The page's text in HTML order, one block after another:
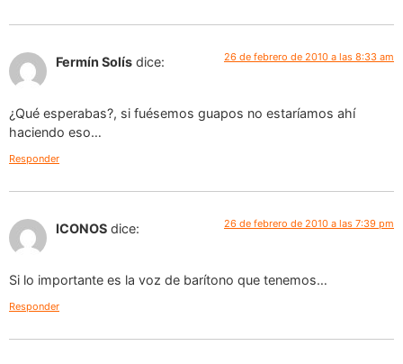
Fermín Solís dice: 26 de febrero de 2010 a las 8:33 am
¿Qué esperabas?, si fuésemos guapos no estaríamos ahí
haciendo eso…
Responder
ICONOS dice: 26 de febrero de 2010 a las 7:39 pm
Si lo importante es la voz de barítono que tenemos…
Responder